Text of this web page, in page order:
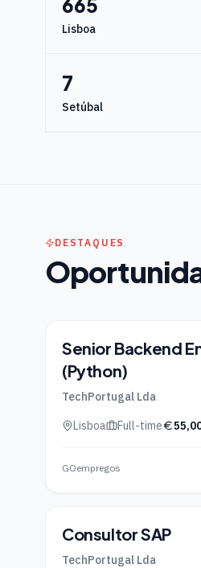
665
Lisboa
7
Setúbal
DESTAQUES
Senior Backend
(Python)
TechPortugal Lda
Lisboa
Full-time
GOempregos
Consultor SAP
TechPortugal Lda